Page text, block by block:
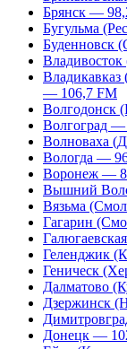
Брянск —
Бугульма
Буденновск
— 106,7 FM
Волгодонск
Волгоград
Волноваха
Вологда —
Воронеж —
Вышний
Вязьма
Гагарин
Геленджик
Геническ
Далматово
Дзержинск
Донецк —